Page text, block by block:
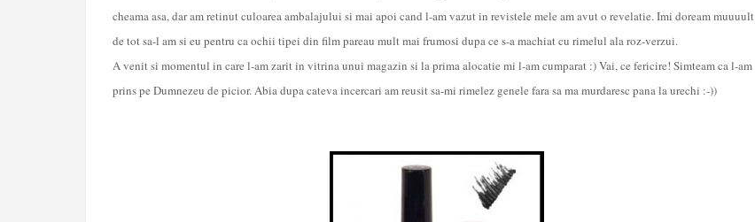
cheama asa, dar am retinut culoarea ambalajului si mai apoi cand l-am vazut in revistele mele am avut o revelatie. Imi doream muuuult
de tot sa-l am si eu pentru ca ochii tipei din film pareau mult mai frumosi dupa ce s-a machiat cu rimelul ala roz-verzui.
A venit si momentul in care l-am zarit in vitrina unui magazin si la prima alocatie mi l-am cumparat :) Vai, ce fericire! Simteam ca l-am
prins pe Dumnezeu de picior. Abia dupa cateva incercari am reusit sa-mi rimelez genele fara sa ma murdaresc pana la urechi :-))